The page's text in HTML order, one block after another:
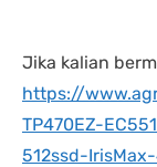
Jika kalian
https://
TP470EZ-
512ssd-